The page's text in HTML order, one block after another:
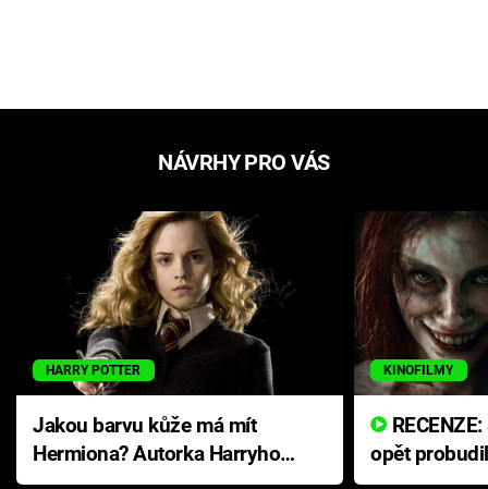
NÁVRHY PRO VÁS
HARRY POTTER
Jakou barvu kůže má mít
Hermiona? Autorka Harryho
Pottera přišla s ráznou
KINOFILMY
opět
přichází s